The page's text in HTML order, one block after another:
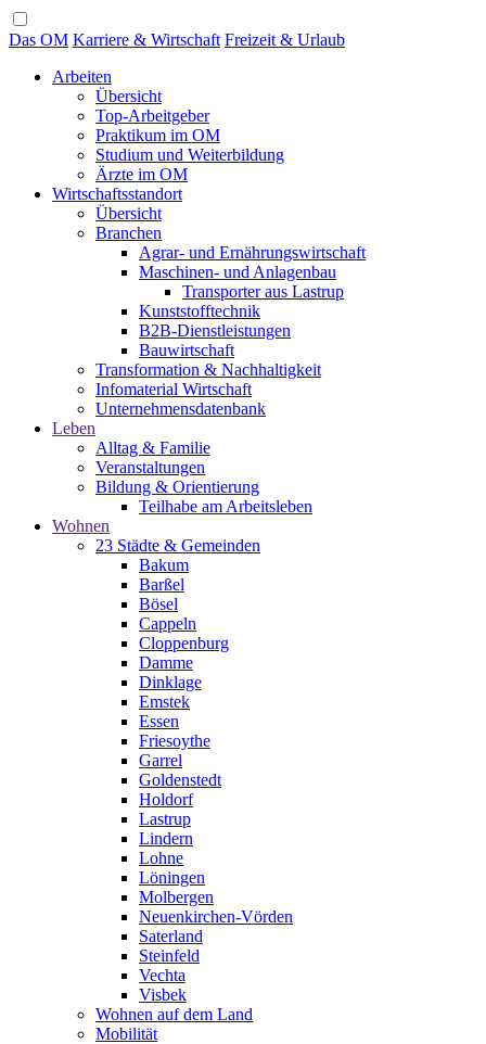
Das OM Karriere & Wirtschaft Freizeit & Urlaub
Arbeiten
Übersicht
Top-Arbeitgeber
Praktikum im OM
Studium und Weiterbildung
Ärzte im OM
Wirtschaftsstandort
Übersicht
Branchen
Agrar- und Ernährungswirtschaft
Maschinen- und Anlagenbau
Transporter aus Lastrup
Kunststofftechnik
B2B-Dienstleistungen
Bauwirtschaft
Transformation & Nachhaltigkeit
Infomaterial Wirtschaft
Unternehmensdatenbank
Leben
Alltag & Familie
Veranstaltungen
Bildung & Orientierung
Teilhabe am Arbeitsleben
Wohnen
23 Städte & Gemeinden
Bakum
Barßel
Bösel
Cappeln
Cloppenburg
Damme
Dinklage
Emstek
Essen
Friesoythe
Garrel
Goldenstedt
Holdorf
Lastrup
Lindern
Lohne
Löningen
Molbergen
Neuenkirchen-Vörden
Saterland
Steinfeld
Vechta
Visbek
Wohnen auf dem Land
Mobilität